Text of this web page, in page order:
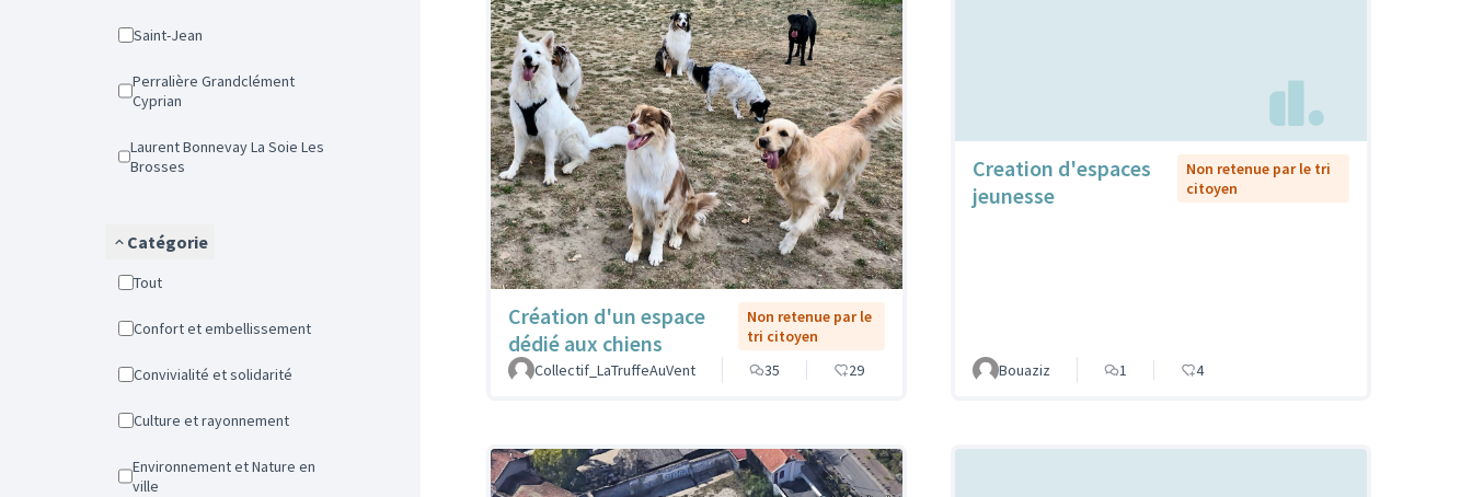
Saint-Jean
Perralière Grandclément
Cyprian
Laurent Bonnevay La Soie Les
Brosses
Catégorie
Tout
Confort et embellissement
Convivialité et solidarité
Culture et rayonnement
Environnement et Nature en
ville
Création d'un espace
dédié aux chiens
Non retenue par le
tri citoyen
Collectif_LaTruffeAuVent
35 29
Creation d'espaces
jeunesse
Non retenue par le tri
citoyen
Bouaziz 1 4